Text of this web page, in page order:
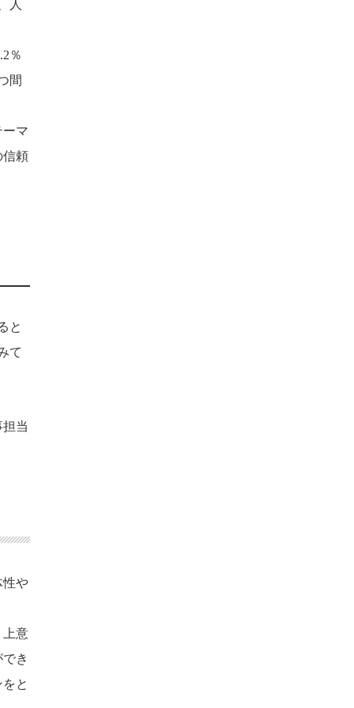
人
％
間
ーマ
信頼
と
て
当
性や
上意
き
と